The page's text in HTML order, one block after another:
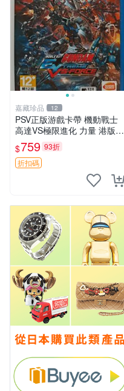
嘉藏珍品 12
PSV正版游戲卡帶 機動戰士
高達VS極限進化 力量 港版中
文 盒裝全新未開封，支持所
有日版，港版或其他地區的P
SV游戲機主機，（除外），
$759 93折
折扣碼